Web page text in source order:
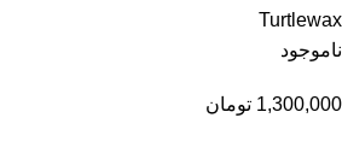
Turtlewax
ناموجود
1,300,000 تومان